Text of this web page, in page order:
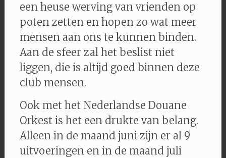
een heuse werving van vrienden op
poten zetten en hopen zo wat meer
mensen aan ons te kunnen binden.
Aan de sfeer zal het beslist niet
liggen, die is altijd goed binnen deze
club mensen.
Ook met het Nederlandse Douane
Orkest is het een drukte van belang.
Alleen in de maand juni zijn er al 9
uitvoeringen en in de maand juli